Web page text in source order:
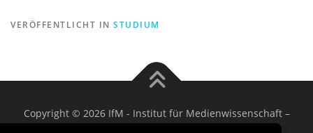
VERÖFFENTLICHT IN STUDIUM
Copyright © 2026 IfM - Institut für Medienwissenschaft –